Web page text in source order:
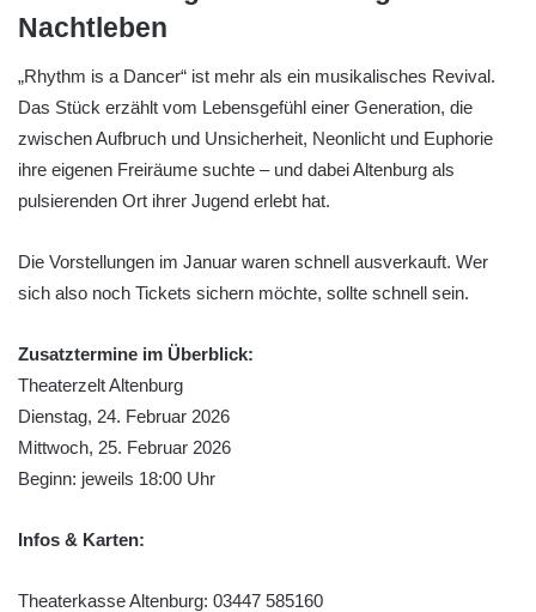
Nachtleben
„Rhythm is a Dancer“ ist mehr als ein musikalisches Revival.
Das Stück erzählt vom Lebensgefühl einer Generation, die
zwischen Aufbruch und Unsicherheit, Neonlicht und Euphorie
ihre eigenen Freiräume suchte – und dabei Altenburg als
pulsierenden Ort ihrer Jugend erlebt hat.
Die Vorstellungen im Januar waren schnell ausverkauft. Wer
sich also noch Tickets sichern möchte, sollte schnell sein.
Zusatztermine im Überblick:
Theaterzelt Altenburg
Dienstag, 24. Februar 2026
Mittwoch, 25. Februar 2026
Beginn: jeweils 18:00 Uhr
Infos & Karten:
Theaterkasse Altenburg: 03447 585160